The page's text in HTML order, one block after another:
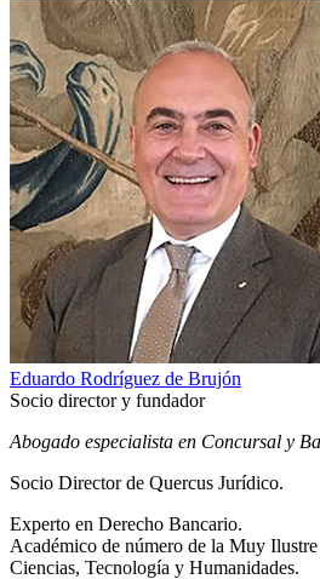
Eduardo Rodríguez de Brujón
Socio director y fundador
Abogado especialista en Concursal y
Socio Director de Quercus Jurídico.
Experto en Derecho Bancario.
Académico de número de la Muy
Ciencias, Tecnología y Humanidades.